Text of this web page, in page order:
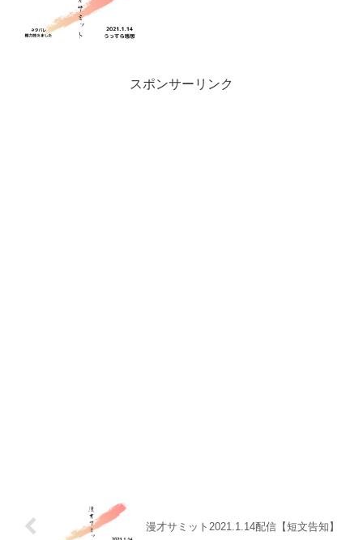
スポンサーリンク
漫才サミット2021.1.14配信【短文告知】